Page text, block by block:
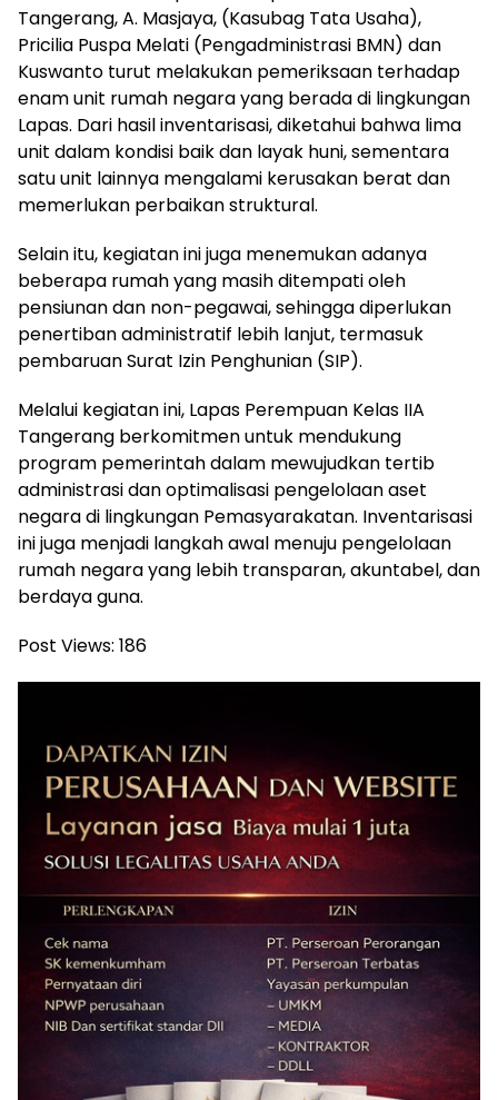
Tangerang, A. Masjaya, (Kasubag Tata Usaha),
Pricilia Puspa Melati (Pengadministrasi BMN) dan
Kuswanto turut melakukan pemeriksaan terhadap
enam unit rumah negara yang berada di lingkungan
Lapas. Dari hasil inventarisasi, diketahui bahwa lima
unit dalam kondisi baik dan layak huni, sementara
satu unit lainnya mengalami kerusakan berat dan
memerlukan perbaikan struktural.
Selain itu, kegiatan ini juga menemukan adanya
beberapa rumah yang masih ditempati oleh
pensiunan dan non-pegawai, sehingga diperlukan
penertiban administratif lebih lanjut, termasuk
pembaruan Surat Izin Penghunian (SIP).
Melalui kegiatan ini, Lapas Perempuan Kelas IIA
Tangerang berkomitmen untuk mendukung
program pemerintah dalam mewujudkan tertib
administrasi dan optimalisasi pengelolaan aset
negara di lingkungan Pemasyarakatan. Inventarisasi
ini juga menjadi langkah awal menuju pengelolaan
rumah negara yang lebih transparan, akuntabel, dan
berdaya guna.
Post Views: 186